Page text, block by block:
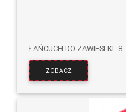
ŁAŃCUCH DO ZAWIESI KL.8
ZOBACZ